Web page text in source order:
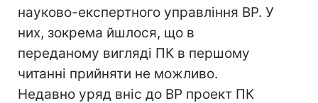
науково-експертного управління ВР. У
них, зокрема йшлося, що в
переданому вигляді ПК в першому
читанні прийняти не можливо.
Недавно уряд вніс до ВР проект ПК